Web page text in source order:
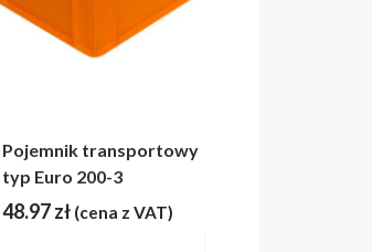
Pojemnik transportowy
typ Euro 200-3
48.97zł (cena z VAT)